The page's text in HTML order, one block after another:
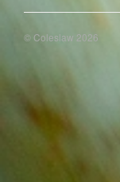
© Coleslaw 2026